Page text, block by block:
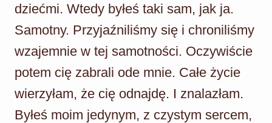
dziećmi. Wtedy byłeś taki sam, jak ja.
Samotny. Przyjaźniliśmy się i chroniliśmy
wzajemnie w tej samotności. Oczywiście
potem cię zabrali ode mnie. Całe życie
wierzyłam, że cię odnajdę. I znalazłam.
Byłeś moim jedynym, z czystym sercem,